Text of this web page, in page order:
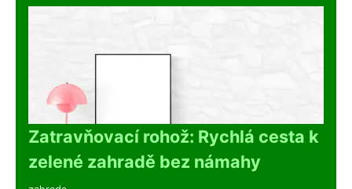
Zatravňovací rohož: Rychlá cesta k
zelené zahradě bez námahy